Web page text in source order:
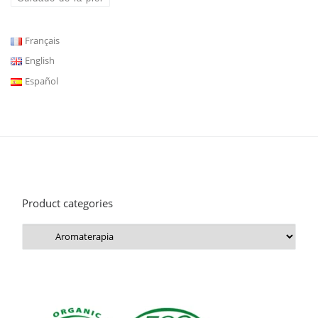
Français
English
Español
Product categories